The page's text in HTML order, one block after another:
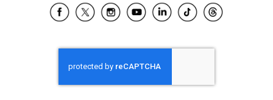
Samsung El Salvador
Samsung Honduras
Samsung Nicaragua
Samsung Panamá